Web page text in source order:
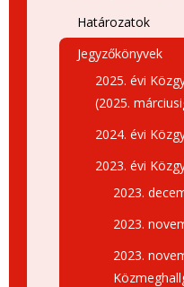
Határozatok
Jegyzőkönyvek
2025. évi
(2025.
2024. évi
2023. évi
2023.
2023.
2023.